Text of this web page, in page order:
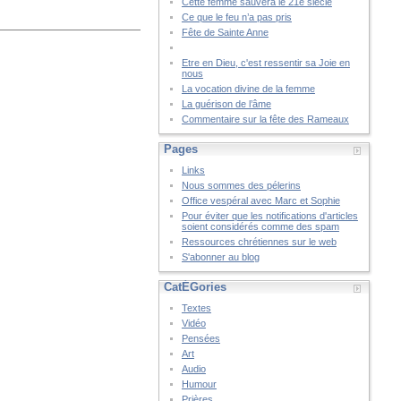
Ce que le feu n’a pas pris
Fête de Sainte Anne
Etre en Dieu, c'est ressentir sa Joie en
nous
La vocation divine de la femme
La guérison de l’âme
Commentaire sur la fête des Rameaux
Pages
Links
Nous sommes des pélerins
Office vespéral avec Marc et Sophie
Pour éviter que les notifications d'articles
soient considérés comme des spam
Ressources chrétiennes sur le web
S'abonner au blog
CatÉGories
Textes
Vidéo
Pensées
Art
Audio
Humour